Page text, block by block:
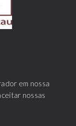
em nossa
nossas